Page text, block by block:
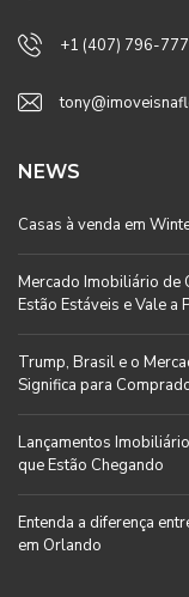
+1 (407) 796-
NEWS
Casas à venda em
Mercado Imobiliário de
Estão Estáveis e Vale a
Trump, Brasil e o
Significa para
Lançamentos
que Estão Chegando
Entenda a diferença
em Orlando